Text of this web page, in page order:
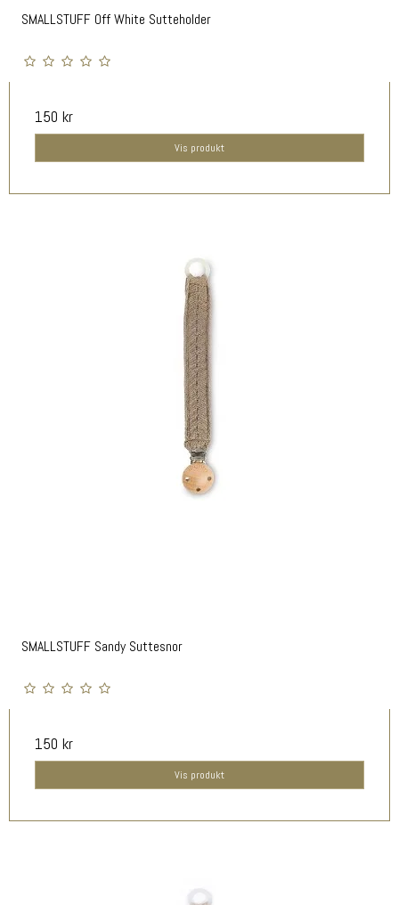
SMALLSTUFF Off White Sutteholder
150 kr
Vis produkt
SMALLSTUFF Sandy Suttesnor
150 kr
Vis produkt